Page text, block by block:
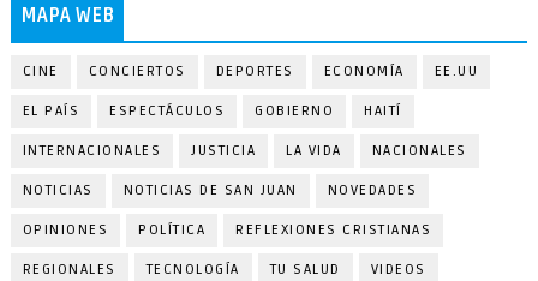
MAPA WEB
CINE CONCIERTOS DEPORTES ECONOMÍA EE.UU
EL PAÍS ESPECTÁCULOS GOBIERNO HAITÍ
INTERNACIONALES JUSTICIA LA VIDA NACIONALES
NOTICIAS NOTICIAS DE SAN JUAN NOVEDADES
OPINIONES POLÍTICA REFLEXIONES CRISTIANAS
REGIONALES TECNOLOGÍA TU SALUD VIDEOS